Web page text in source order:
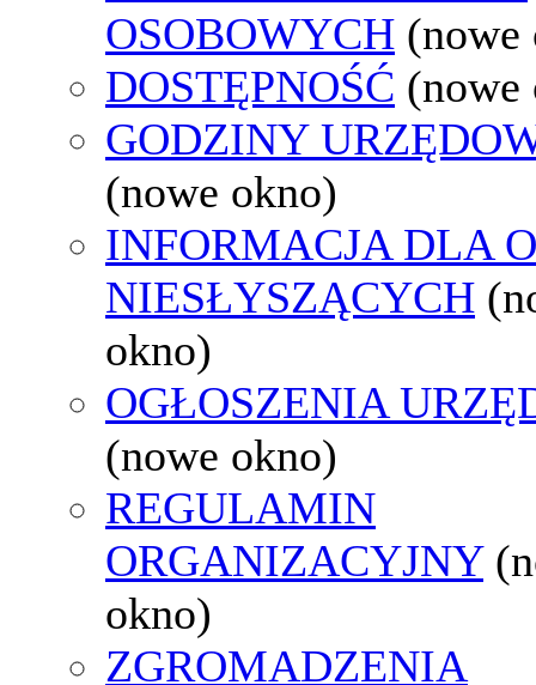
OSOBOWYCH (nowe
DOSTĘPNOŚĆ (nowe
GODZINY
(nowe okno)
INFORMACJA DLA
NIESŁYSZĄCYCH
okno)
OGŁOSZENIA
(nowe okno)
REGULAMIN
ORGANIZACYJNY
okno)
ZGROMADZENIA